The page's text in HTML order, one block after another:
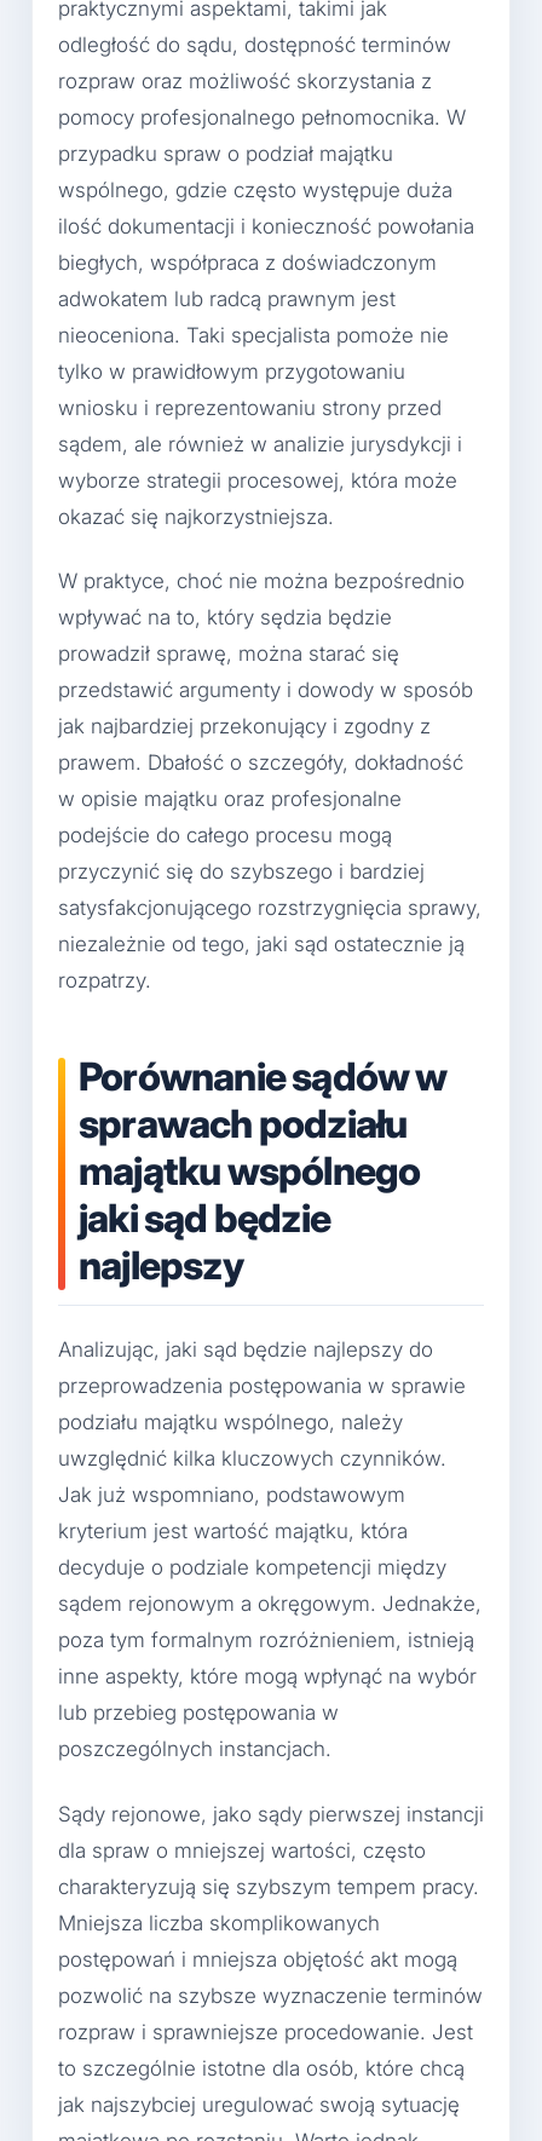
praktycznymi aspektami, takimi jak
odległość do sądu, dostępność terminów
rozpraw oraz możliwość skorzystania z
pomocy profesjonalnego pełnomocnika. W
przypadku spraw o podział majątku
wspólnego, gdzie często występuje duża
ilość dokumentacji i konieczność powołania
biegłych, współpraca z doświadczonym
adwokatem lub radcą prawnym jest
nieoceniona. Taki specjalista pomoże nie
tylko w prawidłowym przygotowaniu
wniosku i reprezentowaniu strony przed
sądem, ale również w analizie jurysdykcji i
wyborze strategii procesowej, która może
okazać się najkorzystniejsza.
W praktyce, choć nie można bezpośrednio
wpływać na to, który sędzia będzie
prowadził sprawę, można starać się
przedstawić argumenty i dowody w sposób
jak najbardziej przekonujący i zgodny z
prawem. Dbałość o szczegóły, dokładność
w opisie majątku oraz profesjonalne
podejście do całego procesu mogą
przyczynić się do szybszego i bardziej
satysfakcjonującego rozstrzygnięcia sprawy,
niezależnie od tego, jaki sąd ostatecznie ją
rozpatrzy.
Porównanie sądów w
sprawach podziału
majątku wspólnego
jaki sąd będzie
najlepszy
Analizując, jaki sąd będzie najlepszy do
przeprowadzenia postępowania w sprawie
podziału majątku wspólnego, należy
uwzględnić kilka kluczowych czynników.
Jak już wspomniano, podstawowym
kryterium jest wartość majątku, która
decyduje o podziale kompetencji między
sądem rejonowym a okręgowym. Jednakże,
poza tym formalnym rozróżnieniem, istnieją
inne aspekty, które mogą wpłynąć na wybór
lub przebieg postępowania w
poszczególnych instancjach.
Sądy rejonowe, jako sądy pierwszej instancji
dla spraw o mniejszej wartości, często
charakteryzują się szybszym tempem pracy.
Mniejsza liczba skomplikowanych
postępowań i mniejsza objętość akt mogą
pozwolić na szybsze wyznaczenie terminów
rozpraw i sprawniejsze procedowanie. Jest
to szczególnie istotne dla osób, które chcą
jak najszybciej uregulować swoją sytuację